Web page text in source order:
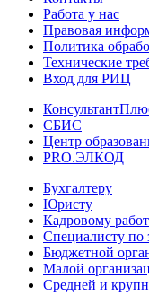
Работа у нас
Правовая
Политика
Технические
Вход для РИЦ
СБИС
Центр
PRO.ЭЛКОД
Бухгалтеру
Юристу
Кадровому
Специалисту по
Бюджетной
Малой
Средней и